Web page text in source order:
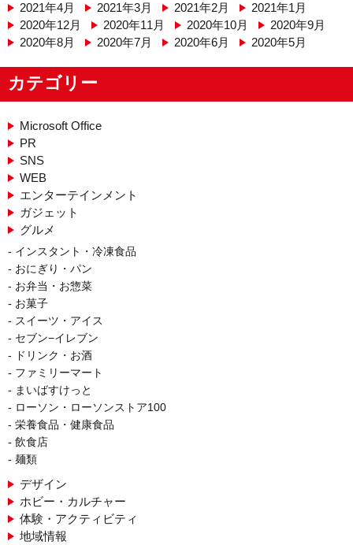
2021年4月
2021年3月 2021年2月
2021年1月
2020年12月
2020年11月 2020年10月
2020年9月
2020年8月
2020年7月 2020年6月 2020年5月
カテゴリー
Microsoft Office
PR
SNS
WEB
エンターテインメント
ガジェット
グルメ
インスタント・冷凍食品
おにぎり・パン
お弁当・お惣菜
お菓子
スイーツ・アイス
セブン−イレブン
ドリンク・お酒
ファミリーマート
まいばすけっと
ローソン・ローソンストア100
栄養食品・健康食品
飲食店
麺類
デザイン
ホビー・カルチャー
体験・アクティビティ
地域情報